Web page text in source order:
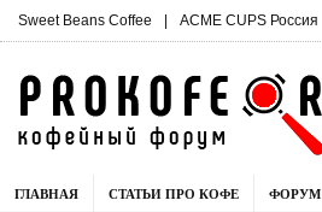
Sweet Beans Coffee | ACME CUPS Россия
ГЛАВНАЯ СТАТЬИ ПРО КОФЕ ФОРУМ